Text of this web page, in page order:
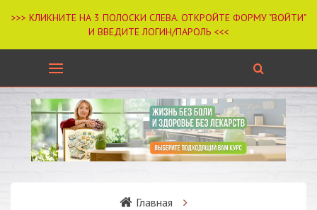
Главная